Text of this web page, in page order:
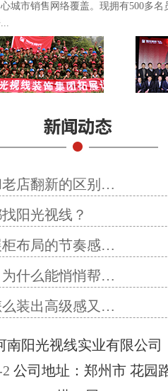
城市销售网络覆盖。现拥有500多
老店翻新的区别…
阳光视线？
布局的节奏感…
为什么能悄悄帮…
装出高级感又…
南阳光视线实业有限公司
公司地址：郑州市 花园